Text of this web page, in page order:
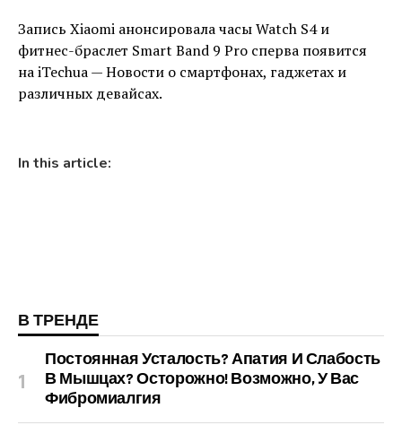
Запись Xiaomi анонсировала часы Watch S4 и
фитнес-браслет Smart Band 9 Pro сперва появится
на iTechua — Новости о смартфонах, гаджетах и ​​
различных девайсах.
In this article:
В ТРЕНДЕ
Постоянная Усталость? Апатия И Слабость
В Мышцах? Осторожно! Возможно, У Вас
Фибромиалгия